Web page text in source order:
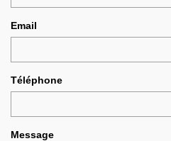
Email
Téléphone
Message